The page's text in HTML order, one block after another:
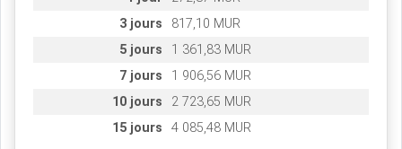
3 jours
817,10 MUR
5 jours
1 361,83 MUR
7 jours
1 906,56 MUR
10 jours
2 723,65 MUR
15 jours
4 085,48 MUR